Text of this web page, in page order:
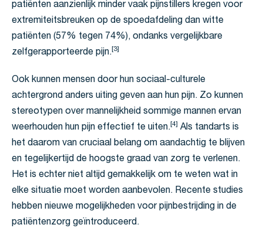
patiënten aanzienlijk minder vaak pijnstillers kregen voor
extremiteitsbreuken op de spoedafdeling dan witte
patiënten (57% tegen 74%), ondanks vergelijkbare
zelfgerapporteerde pijn.[3]
Ook kunnen mensen door hun sociaal-culturele
achtergrond anders uiting geven aan hun pijn. Zo kunnen
stereotypen over mannelijkheid sommige mannen ervan
weerhouden hun pijn effectief te uiten.[4] Als tandarts is
het daarom van cruciaal belang om aandachtig te blijven
en tegelijkertijd de hoogste graad van zorg te verlenen.
Het is echter niet altijd gemakkelijk om te weten wat in
elke situatie moet worden aanbevolen. Recente studies
hebben nieuwe mogelijkheden voor pijnbestrijding in de
patiëntenzorg geïntroduceerd.